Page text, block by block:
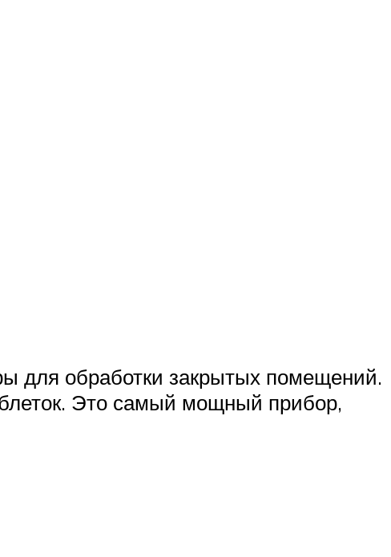
для обработки закрытых помещений.
Это самый мощный прибор,